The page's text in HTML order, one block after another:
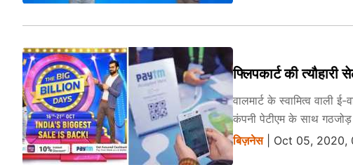
फ्लिपकार्ट की
वालमार्ट के स्वामित्व वाली
कंपनी पेटीएम के साथ गठजोड़
बिज़नेस| Oct 05, 2020,